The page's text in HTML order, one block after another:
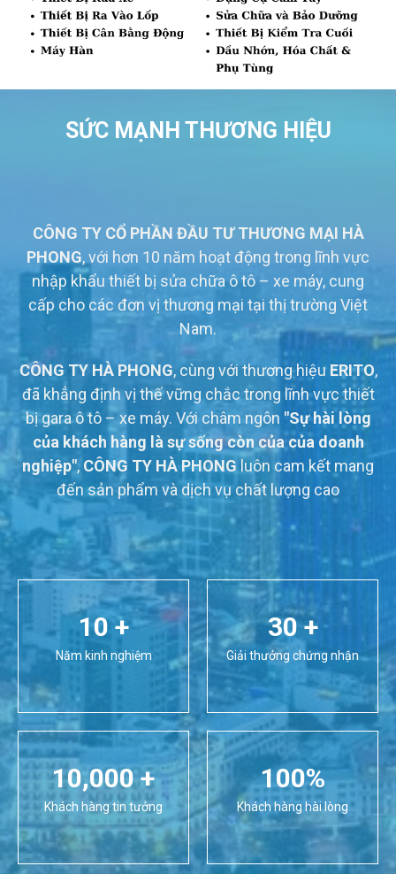
SỨC MẠNH THƯƠNG HIỆU
CÔNG TY CỔ PHẦN ĐẦU TƯ THƯƠNG MẠI HÀ
PHONG, với hơn 10 năm hoạt động trong lĩnh vực
nhập khẩu thiết bị sửa chữa ô tô – xe máy, cung
cấp cho các đơn vị thương mại tại thị trường Việt
Nam.
CÔNG TY HÀ PHONG, cùng với thương hiệu ERITO,
đã khẳng định vị thế vững chắc trong lĩnh vực thiết
bị gara ô tô – xe máy. Với châm ngôn "Sự hài lòng
của khách hàng là sự sống còn của của doanh
nghiệp", CÔNG TY HÀ PHONG luôn cam kết mang
đến sản phẩm và dịch vụ chất lượng cao
10 +
Năm kinh nghiệm
30 +
Giải thưởng chứng nhận
10,000 +
Khách hàng tin tưởng
100%
Khách hàng hài lòng